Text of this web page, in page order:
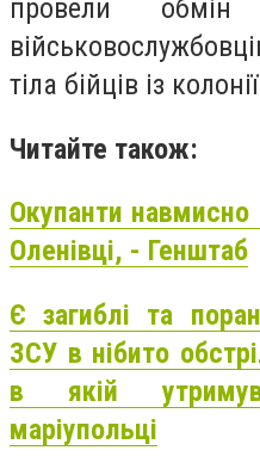
провели обмін
тіла бійців із
Читайте також:
Окупанти навмисно
Оленівці, - Генштаб
Є загиблі та
ЗСУ в нібито
в якій
маріупольці